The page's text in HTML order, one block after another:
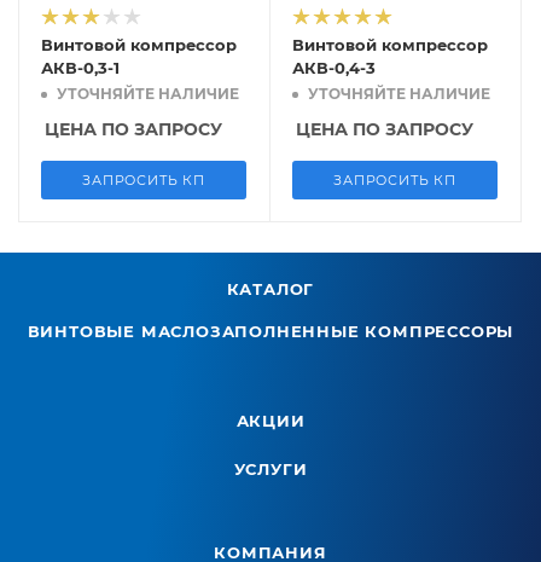
Винтовой компрессор
АКВ-0,3-1
УТОЧНЯЙТЕ НАЛИЧИЕ
ЦЕНА ПО ЗАПРОСУ
ЗАПРОСИТЬ КП
Винтовой компрессор
АКВ-0,4-3
УТОЧНЯЙТЕ НАЛИЧИЕ
ЦЕНА ПО ЗАПРОСУ
ЗАПРОСИТЬ КП
КАТАЛОГ
ВИНТОВЫЕ МАСЛОЗАПОЛНЕННЫЕ КОМПРЕССОРЫ
АКЦИИ
УСЛУГИ
КОМПАНИЯ